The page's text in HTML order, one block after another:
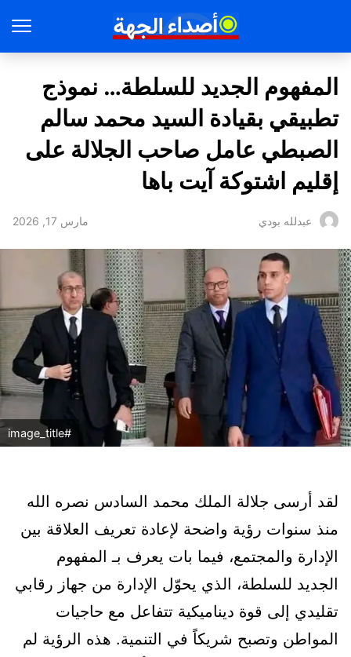
المفهوم الجديد للسلطة… نموذج
تطبيقي بقيادة السيد محمد سالم
الصبطي عامل صاحب الجلالة على
إقليم اشتوكة آيت باها
عبدلله بودي مارس 17, 2026
#image_title
لقد أرسى جلالة الملك محمد السادس نصره الله
منذ سنوات رؤية واضحة لإعادة تعريف العلاقة بين
الإدارة والمجتمع، فيما بات يعرف بـ المفهوم
الجديد للسلطة، الذي يحوّل الإدارة من جهاز رقابي
تقليدي إلى قوة ديناميكية تتفاعل مع حاجيات
المواطن وتصبح شريكاً في التنمية. هذه الرؤية لم